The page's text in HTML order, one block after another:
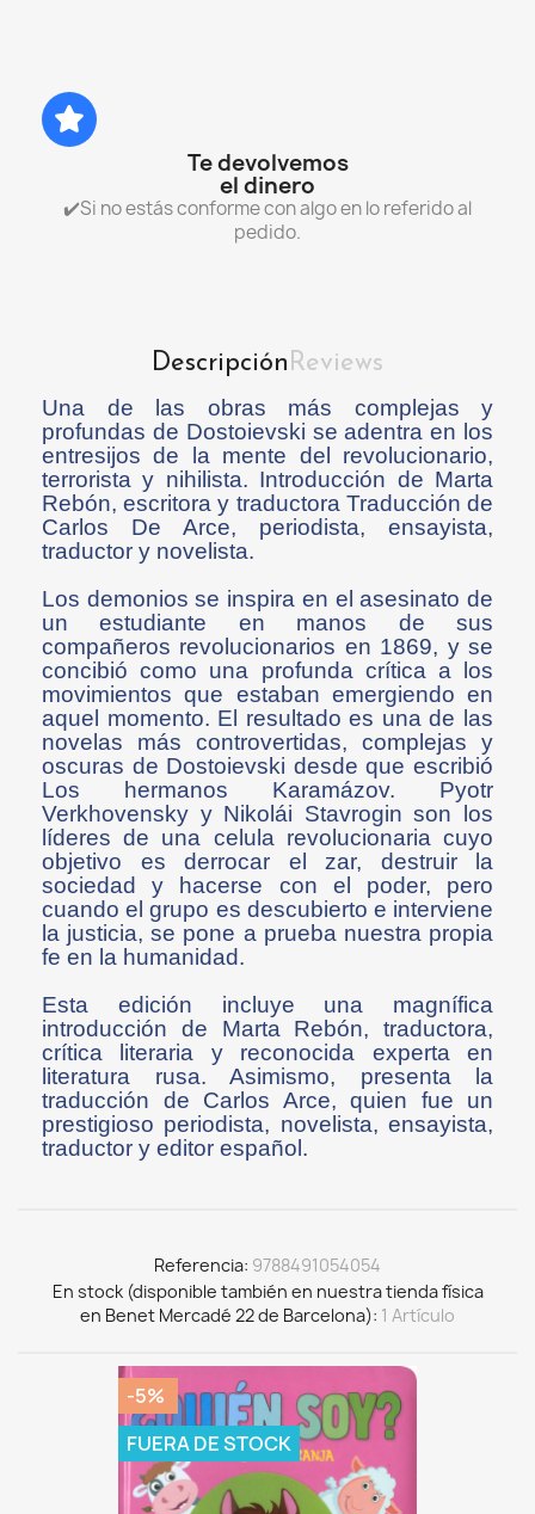
Te devolvemos
el dinero
✔️Si no estás conforme con algo en lo referido al
pedido.
DescripciónReviews
Una de las obras más complejas y
profundas de Dostoievski se adentra en los
entresijos de la mente del revolucionario,
terrorista y nihilista. Introducción de Marta
Rebón, escritora y traductora Traducción de
Carlos De Arce, periodista, ensayista,
traductor y novelista.
Los demonios se inspira en el asesinato de
un estudiante en manos de sus
compañeros revolucionarios en 1869, y se
concibió como una profunda crítica a los
movimientos que estaban emergiendo en
aquel momento. El resultado es una de las
novelas más controvertidas, complejas y
oscuras de Dostoievski desde que escribió
Los hermanos Karamázov. Pyotr
Verkhovensky y Nikolái Stavrogin son los
líderes de una celula revolucionaria cuyo
objetivo es derrocar el zar, destruir la
sociedad y hacerse con el poder, pero
cuando el grupo es descubierto e interviene
la justicia, se pone a prueba nuestra propia
fe en la humanidad.
Esta edición incluye una magnífica
introducción de Marta Rebón, traductora,
crítica literaria y reconocida experta en
literatura rusa. Asimismo, presenta la
traducción de Carlos Arce, quien fue un
prestigioso periodista, novelista, ensayista,
traductor y editor español.
Referencia 9788491054054
En stock (disponible también en nuestra tienda física
en Benet Mercadé 22 de Barcelona) 1 Artículo
-5%
FUERA DE STOCK